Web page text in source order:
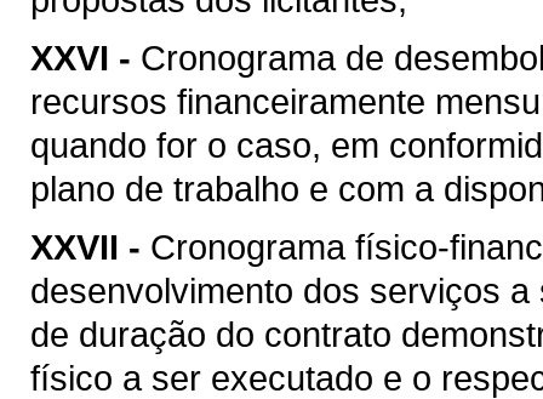
XXVI - Cronograma de
recursos financeiramente
quando for o caso, em
plano de trabalho e com a
XXVII - Cronograma físico-
desenvolvimento dos serviços
de duração do contrato
físico a ser executado e o